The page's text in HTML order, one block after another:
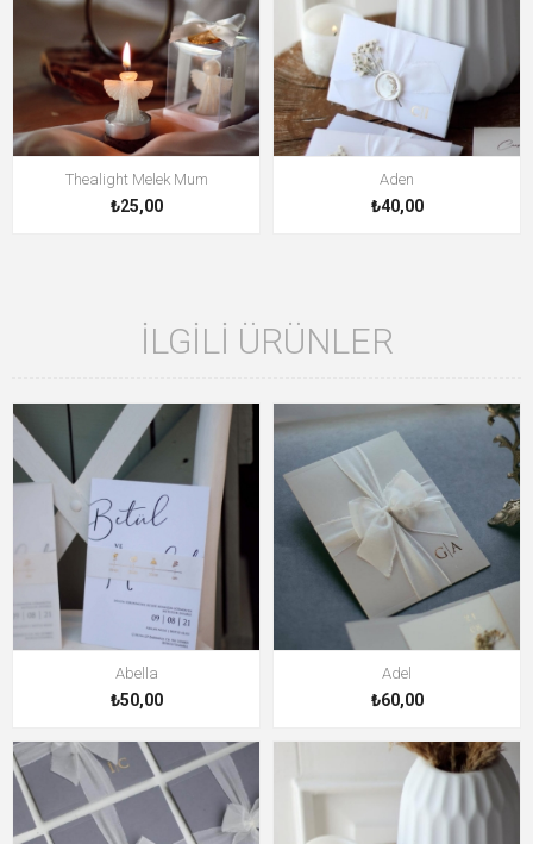
Thealight Melek Mum
₺25,00
Aden
₺40,00
İLGILI ÜRÜNLER
Abella
₺50,00
Adel
₺60,00